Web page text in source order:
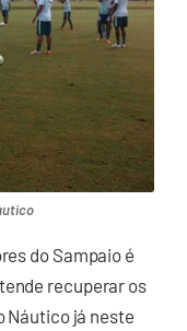
do Sampaio é
recuperar os
Náutico já neste